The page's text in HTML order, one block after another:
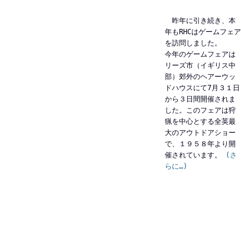
昨年に引き続き、本
年もRHCはゲームフェア
を訪問しました。
今年のゲームフェアは
リーズ市（イギリス中
部）郊外のヘアーウッ
ドハウスにて7月３１日
から３日間開催されま
した。このフェアは狩
猟を中心とする全英最
大のアウトドアショー
で、１９５８年より開
催されています。
(さ
らに…)